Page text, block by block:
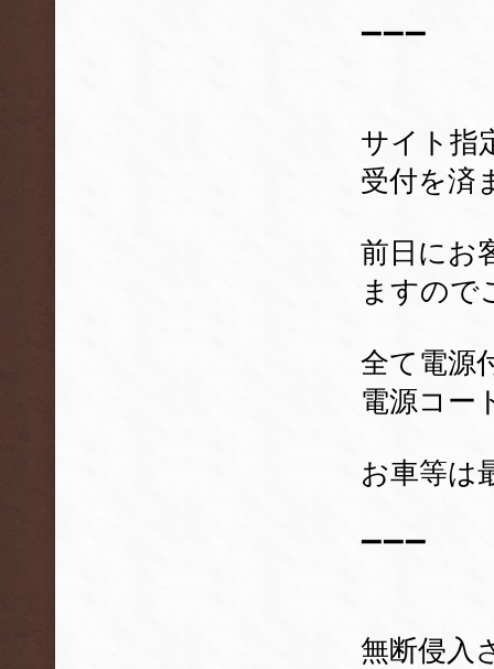
➖➖➖
サイト指
受付を済
前日にお
ますので
全て電源
電源コー
お車等は
➖➖➖
無断侵入